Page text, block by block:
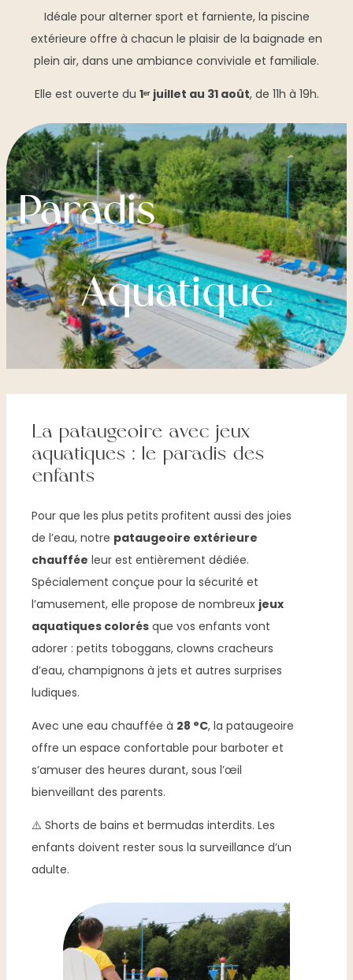
Idéale pour alterner sport et farniente, la piscine
extérieure offre à chacun le plaisir de la baignade en
plein air, dans une ambiance conviviale et familiale.
Elle est ouverte du 1ᵉʳ juillet au 31 août, de 11h à 19h.
Paradis
Aquatique
La pataugeoire avec jeux
aquatiques : le paradis des
enfants
Pour que les plus petits profitent aussi des joies
de l’eau, notre pataugeoire extérieure
chauffée leur est entièrement dédiée.
Spécialement conçue pour la sécurité et
l’amusement, elle propose de nombreux jeux
aquatiques colorés que vos enfants vont
adorer : petits toboggans, clowns cracheurs
d’eau, champignons à jets et autres surprises
ludiques.
Avec une eau chauffée à 28 °C, la pataugeoire
offre un espace confortable pour barboter et
s’amuser des heures durant, sous l’œil
bienveillant des parents.
⚠️ Shorts de bains et bermudas interdits. Les
enfants doivent rester sous la surveillance d’un
adulte.